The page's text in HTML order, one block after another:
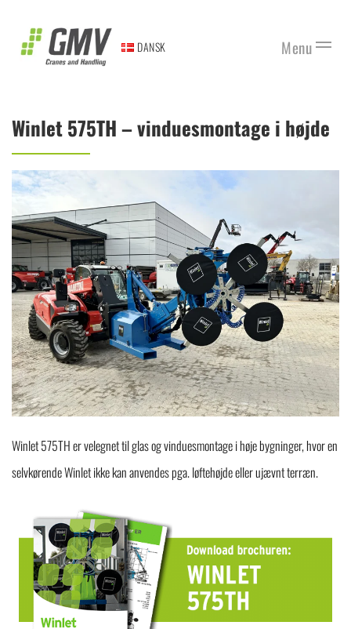
Gå til hovedindhold DANSK Menu
Winlet 575TH – vinduesmontage i højde
Winlet 575TH er velegnet til glas og vinduesmontage i høje bygninger, hvor en
selvkørende Winlet ikke kan anvendes pga. løftehøjde eller ujævnt terræn.